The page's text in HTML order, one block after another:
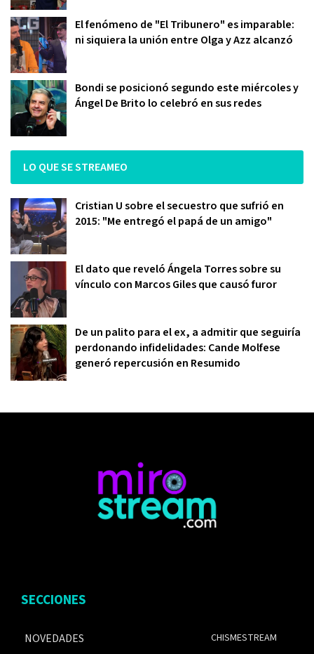
El fenómeno de "El Tribunero" es imparable:
ni siquiera la unión entre Olga y Azz alcanzó
Bondi se posicionó segundo este miércoles y
Ángel De Brito lo celebró en sus redes
LO QUE SE STREAMEO
Cristian U sobre el secuestro que sufrió en
2015: "Me entregó el papá de un amigo"
El dato que reveló Ángela Torres sobre su
vínculo con Marcos Giles que causó furor
De un palito para el ex, a admitir que seguiría
perdonando infidelidades: Cande Molfese
generó repercusión en Resumido
SECCIONES
NOVEDADES
CHISMESTREAM